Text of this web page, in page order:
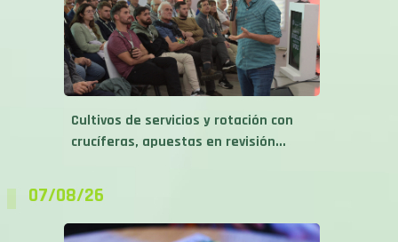
Cultivos de servicios y rotación con
crucíferas, apuestas en revisión...
07/08/26